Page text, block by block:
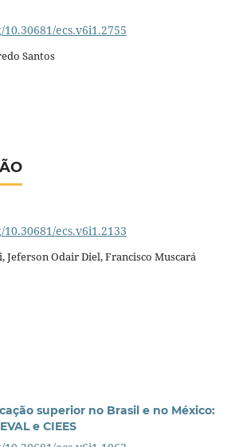
ecs.v6i1.2755
Santos
ecs.v6i1.2133
Jeferson Odair Diel, Francisco Muscará
superior no Brasil e no México:
e CIEES